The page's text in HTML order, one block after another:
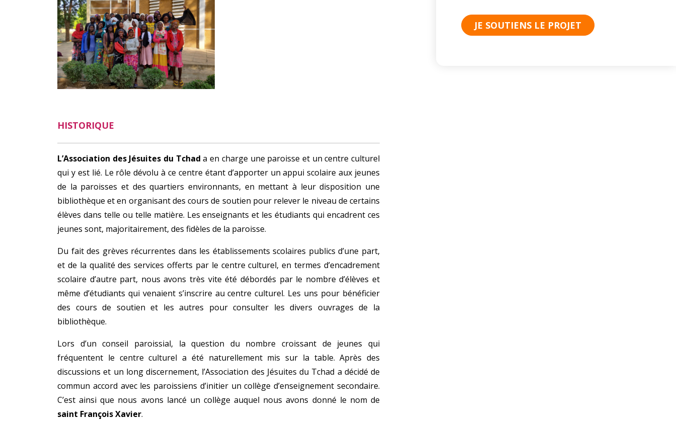
JE SOUTIENS LE PROJET
HISTORIQUE
L’Association des Jésuites du Tchad a en charge une paroisse et un centre culturel
qui y est lié. Le rôle dévolu à ce centre étant d’apporter un appui scolaire aux jeunes
de la paroisses et des quartiers environnants, en mettant à leur disposition une
bibliothèque et en organisant des cours de soutien pour relever le niveau de certains
élèves dans telle ou telle matière. Les enseignants et les étudiants qui encadrent ces
jeunes sont, majoritairement, des fidèles de la paroisse.
Du fait des grèves récurrentes dans les établissements scolaires publics d’une part,
et de la qualité des services offerts par le centre culturel, en termes d’encadrement
scolaire d’autre part, nous avons très vite été débordés par le nombre d’élèves et
même d’étudiants qui venaient s’inscrire au centre culturel. Les uns pour bénéficier
des cours de soutien et les autres pour consulter les divers ouvrages de la
bibliothèque.
Lors d’un conseil paroissial, la question du nombre croissant de jeunes qui
fréquentent le centre culturel a été naturellement mis sur la table. Après des
discussions et un long discernement, l’Association des Jésuites du Tchad a décidé de
commun accord avec les paroissiens d’initier un collège d’enseignement secondaire.
C’est ainsi que nous avons lancé un collège auquel nous avons donné le nom de
saint François Xavier.